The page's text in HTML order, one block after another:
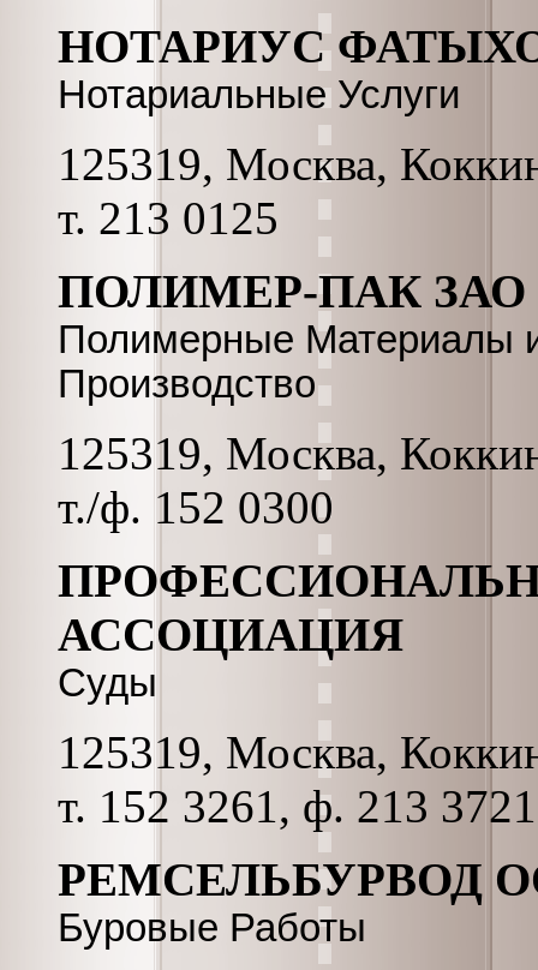
НОТАРИУС
Нотариальные Услуги
125319, Москва,
т. 213 0125
ПОЛИМЕР-ПАК ЗАО
Полимерные Материалы
Производство
125319, Москва,
т./ф. 152 0300
АССОЦИАЦИЯ
Суды
125319, Москва,
т. 152 3261, ф. 213 3721
РЕМСЕЛЬБУРВОД
Буровые Работы